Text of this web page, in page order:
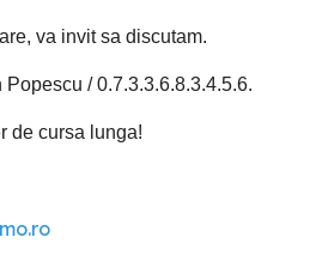
va invit sa discutam.
/ 0.7.3.3.6.8.3.4.5.6.
de cursa lunga!